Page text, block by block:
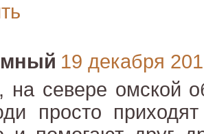
19 декабря
севере омской
просто